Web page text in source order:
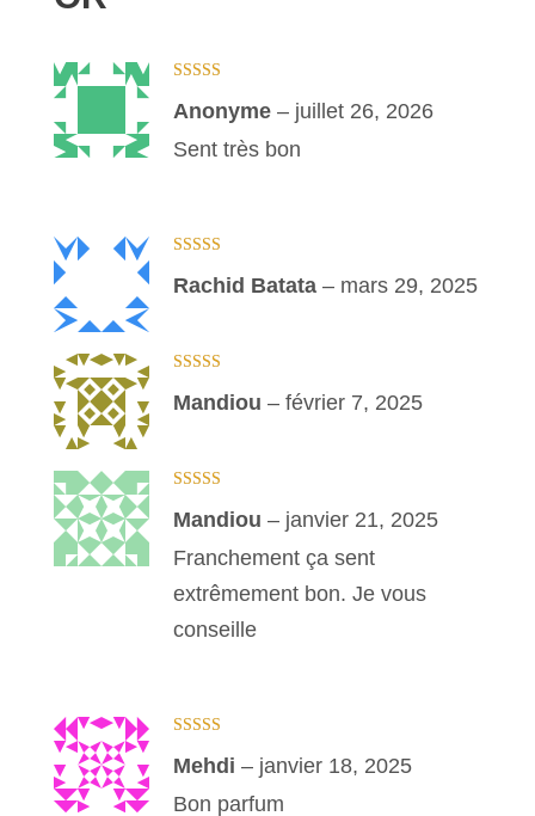
Anonyme – juillet 26, 2026
Sent très bon
Rachid Batata – mars 29, 2025
Mandiou – février 7, 2025
Mandiou – janvier 21, 2025
Franchement ça sent
extrêmement bon. Je vous
conseille
5
Mehdi – janvier 18, 2025
Bon parfum